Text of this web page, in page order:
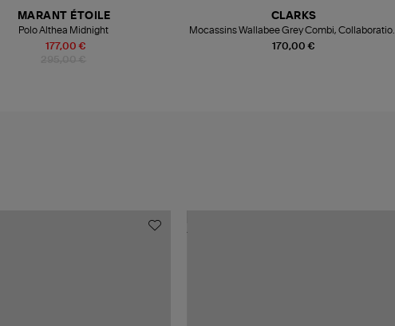
177,00 €
MARANT ÉTOILE
Polo Althea Midnight
170,00 €
CLARKS
Mocassins Wallabee Grey Combi, Collaboration
Clarks X Aleali May